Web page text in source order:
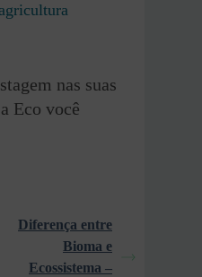
nas suas
Eco você
Diferença entre
Bioma e
Ecossistema –